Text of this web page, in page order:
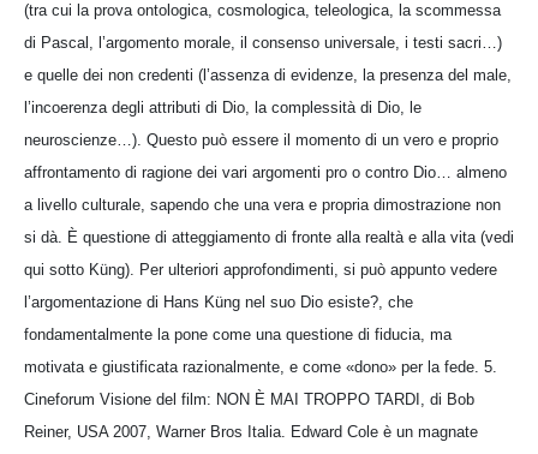
(tra cui la prova ontologica, cosmologica, teleologica, la scommessa
di Pascal, l’argomento morale, il consenso universale, i testi sacri…)
e quelle dei non credenti (l’assenza di evidenze, la presenza del male,
l’incoerenza degli attributi di Dio, la complessità di Dio, le
neuroscienze…). Questo può essere il momento di un vero e proprio
affrontamento di ragione dei vari argomenti pro o contro Dio… almeno
a livello culturale, sapendo che una vera e propria dimostrazione non
si dà. È questione di atteggiamento di fronte alla realtà e alla vita (vedi
qui sotto Küng). Per ulteriori approfondimenti, si può appunto vedere
l’argomentazione di Hans Küng nel suo Dio esiste?, che
fondamentalmente la pone come una questione di fiducia, ma
motivata e giustificata razionalmente, e come «dono» per la fede. 5.
Cineforum Visione del film: NON È MAI TROPPO TARDI, di Bob
Reiner, USA 2007, Warner Bros Italia. Edward Cole è un magnate